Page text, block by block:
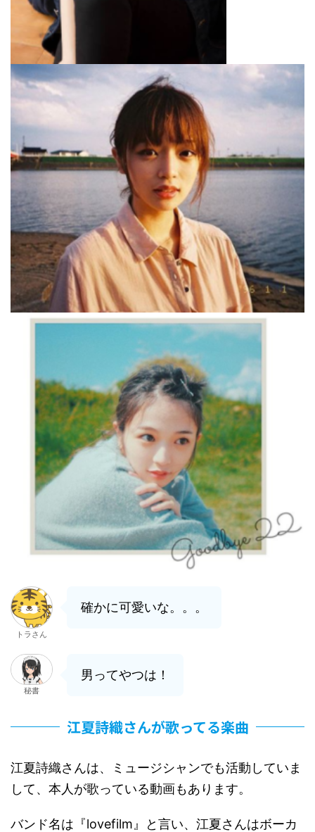
トラさん
確かに可愛いな。。。
秘書
男ってやつは！
江夏詩織さんが歌ってる楽曲
江夏詩織さんは、ミュージシャンでも活動していま
して、本人が歌っている動画もあります。
バンド名は『lovefilm』と言い、江夏さんはボーカ